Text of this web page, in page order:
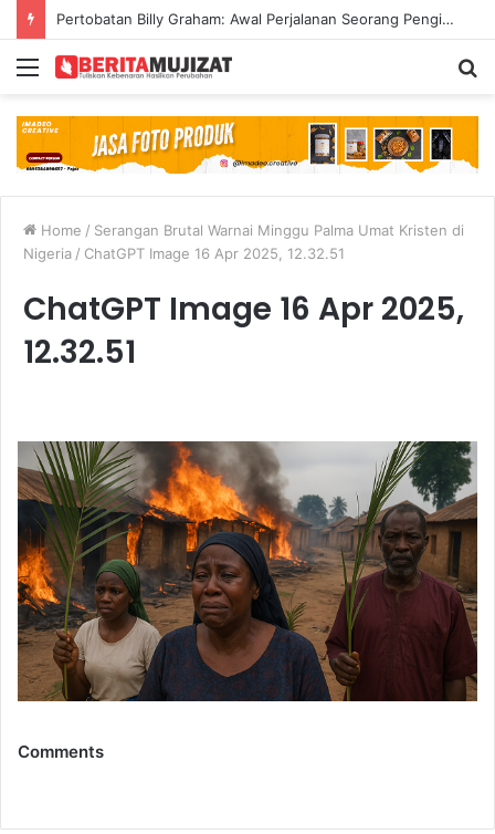
Pertobatan Billy Graham: Awal Perjalanan Seorang Penginjil Dunia
Menu
Home / Serangan Brutal Warnai Minggu Palma Umat Kristen di
Nigeria / ChatGPT Image 16 Apr 2025, 12.32.51
ChatGPT Image 16 Apr 2025,
12.32.51
Comments